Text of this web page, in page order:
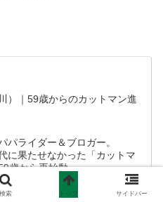
）｜59歳からのカットマン進
パライダー＆ブロガー。
に果たせなかった「カットマ
歳から再始動。
を、今、上書きする」をテー
術向上と日々の挑戦を綴って
検索 トップ サイドバー